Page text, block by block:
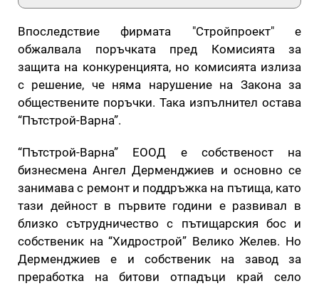
Впоследствие фирмата "Стройпроект" е
обжалвала поръчката пред Комисията за
защита на конкуренцията, но комисията излиза
с решение, че няма нарушение на Закона за
обществените поръчки. Така изпълнител остава
“Пътстрой-Варна”.
“Пътстрой-Варна” ЕООД е собственост на
бизнесмена Ангел Дерменджиев и основно се
занимава с ремонт и поддръжка на пътища, като
тази дейност в първите години е развивал в
близко сътрудничество с пътищарския бос и
собственик на “Хидрострой” Велико Желев. Но
Дерменджиев е и собственик на завод за
преработка на битови отпадъци край село